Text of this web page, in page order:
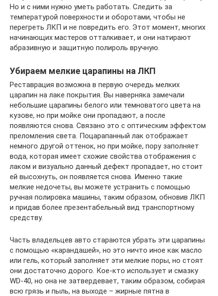
Но и с ними нужно уметь работать. Следить за
температурой поверхности и оборотами, чтобы не
перегреть ЛКП и не повредить его. Этот момент, многих
начинающих мастеров отталкивает, и они натирают
абразивную и защитную полироль вручную.
Убираем мелкие царапины на ЛКП
Реставрация возможна в первую очередь мелких
царапин на лаке покрытия. Вы наверняка замечали
небольшие царапины белого или темноватого цвета на
кузове, но при мойке они пропадают, а после
появляются снова. Связано это с оптическим эффектом
преломления света. Поцарапанный лак отображает
немного другой оттенок, но при мойке, пору заполняет
вода, которая имеет схожие свойства отображения с
лаком и визуально данный дефект пропадает, но стоит
ей высохнуть, он появляется снова. Именно такие
мелкие недочеты, вы можете устранить с помощью
ручная полировка машины, таким образом, обновив ЛКП
и придав более презентабельный вид транспортному
средству.
Часть владельцев авто стараются убрать эти царапины
с помощью «карандашей», но это ничто иное как масло
или гель, который заполняет эти мелкие поры, но стоят
они достаточно дорого. Кое-кто использует и смазку
WD-40, но она не затвердевает, таким образом, собирая
всю грязь и пыль, на выходе – жирные пятна в